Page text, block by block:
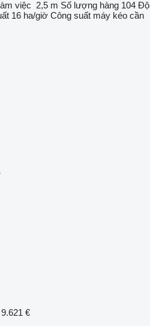
việc 2,5 m Số lượng hàng 104 Độ
16 ha/giờ Công suất máy kéo cần
€